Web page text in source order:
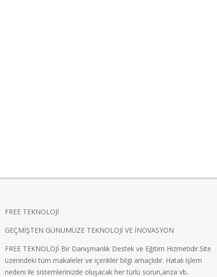
FREE TEKNOLOJİ
GEÇMİŞTEN GÜNÜMÜZE TEKNOLOJİ VE İNOVASYON
FREE TEKNOLOJİ Bir Danışmanlık Destek ve Eğitim Hizmetidir.Site
üzerindeki tüm makaleler ve içerikler bilgi amaçlıdır. Hatalı işlem
nedeni ile sistemlerinizde oluşacak her türlü sorun,arıza vb..